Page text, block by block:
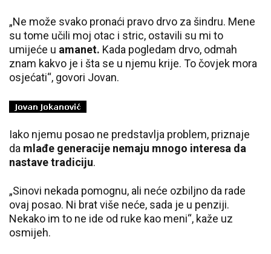
„Ne može svako pronaći pravo drvo za šindru. Mene
su tome učili moj otac i stric, ostavili su mi to
umijeće u amanet. Kada pogledam drvo, odmah
znam kakvo je i šta se u njemu krije. To čovjek mora
osjećati“, govori Jovan.
Iako njemu posao ne predstavlja problem, priznaje
da mlađe generacije nemaju mnogo interesa da
nastave tradiciju.
„Sinovi nekada pomognu, ali neće ozbiljno da rade
ovaj posao. Ni brat više neće, sada je u penziji.
Nekako im to ne ide od ruke kao meni“, kaže uz
osmijeh.